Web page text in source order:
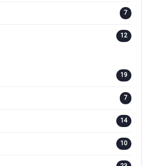
7
12
19
7
14
10